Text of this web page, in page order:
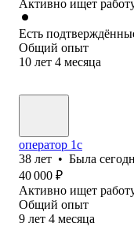
Активно ищет
Есть
Общий опыт
10 лет 4 месяца
оператор 1с
38 лет • Была
40 000 ₽
Активно ищет
Общий опыт
9 лет 4 месяца